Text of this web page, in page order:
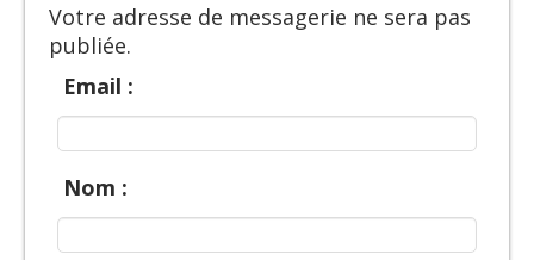
Votre adresse de messagerie ne sera pas
publiée.
Email :
Nom :